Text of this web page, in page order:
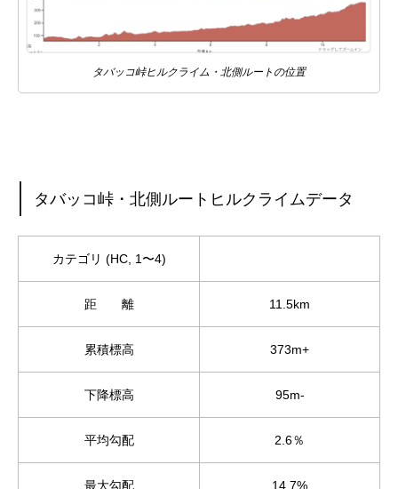
タバッコ峠ヒルクライム・北側ルートの位置
タバッコ峠・北側ルートヒルクライムデータ
カテゴリ (HC, 1〜4)
距 離 11.5km
累積標高 373m+
下降標高 95m-
平均勾配 2.6％
最大勾配 14.7%